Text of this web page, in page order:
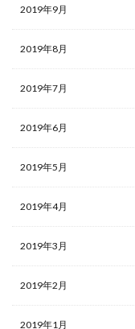
2019年9月
2019年8月
2019年7月
2019年6月
2019年5月
2019年4月
2019年3月
2019年2月
2019年1月